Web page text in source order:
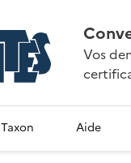
Vos
Taxon Aide